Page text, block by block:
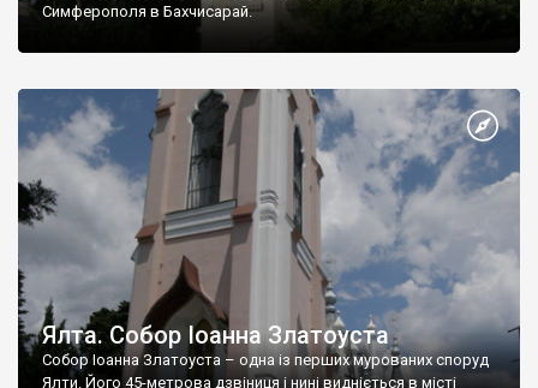
Симферополя в Бахчисарай.
Ялта. Собор Іоанна Златоуста
Собор Іоанна Златоуста – одна із перших мурованих споруд
Ялти. Його 45-метрова дзвіниця і нині видніється в місті